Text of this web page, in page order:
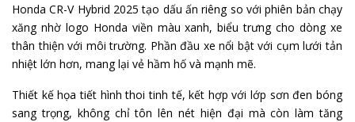
Honda CR-V Hybrid 2025 tạo dấu ấn riêng so với phiên bản chạy
xăng nhờ logo Honda viền màu xanh, biểu trưng cho dòng xe
thân thiện với môi trường. Phần đầu xe nổi bật với cụm lưới tản
nhiệt lớn hơn, mang lại vẻ hầm hố và mạnh mẽ.
Thiết kế họa tiết hình thoi tinh tế, kết hợp với lớp sơn đen bóng
sang trọng, không chỉ tôn lên nét hiện đại mà còn làm tăng